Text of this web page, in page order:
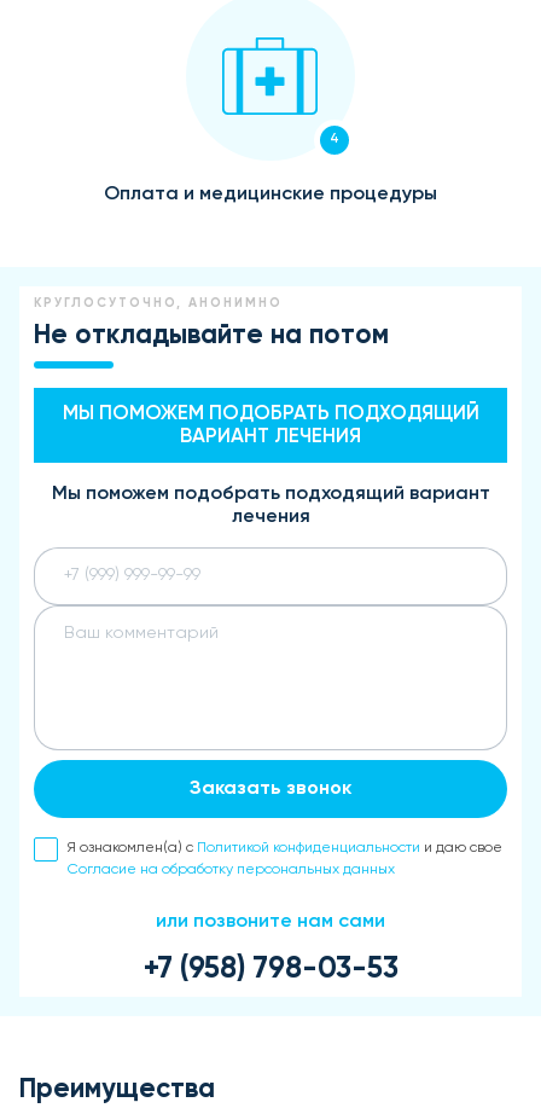
4
Оплата и медицинские процедуры
КРУГЛОСУТОЧНО, АНОНИМНО
Не откладывайте на потом
МЫ ПОМОЖЕМ ПОДОБРАТЬ ПОДХОДЯЩИЙ
ВАРИАНТ ЛЕЧЕНИЯ
Мы поможем подобрать подходящий вариант
лечения
Заказать звонок
Я ознакомлен(а) с Политикой конфиденциальности и даю свое
Согласие на обработку персональных данных
или позвоните нам сами
+7 (958) 798-03-53
Преимущества